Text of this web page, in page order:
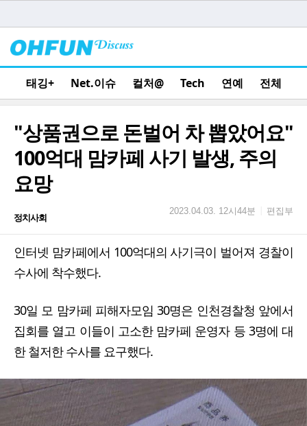
태깅+ Net.이슈 컬처@ Tech 연예 전체
"상품권으로 돈벌어 차 뽑았어요"
100억대 맘카페 사기 발생, 주의
요망
정치사회
2023.04.03. 12시44분 편집부
인터넷 맘카페에서 100억대의 사기극이 벌어져 경찰이
수사에 착수했다.
30일 모 맘카페 피해자모임 30명은 인천경찰청 앞에서
집회를 열고 이들이 고소한 맘카페 운영자 등 3명에 대
한 철저한 수사를 요구했다.